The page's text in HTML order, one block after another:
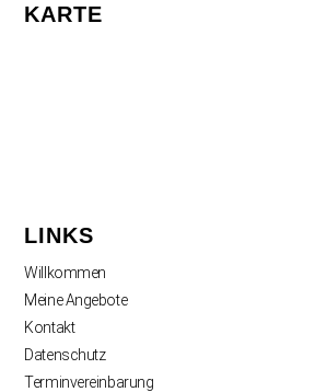
KARTE
LINKS
Willkommen
Meine Angebote
Kontakt
Datenschutz
Terminvereinbarung